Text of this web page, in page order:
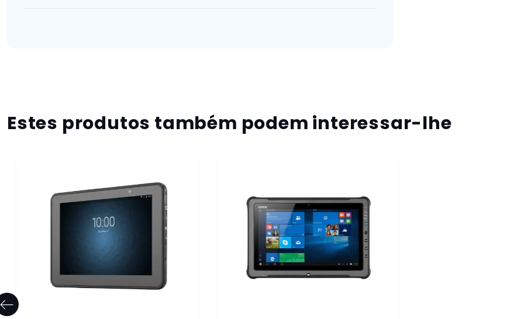
Estes produtos também podem interessar-lhe